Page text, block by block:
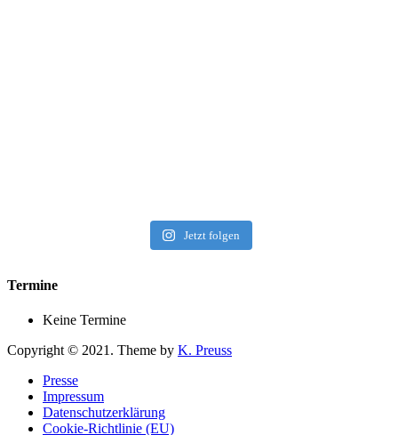
Jetzt folgen
Termine
Keine Termine
Copyright © 2021. Theme by K. Preuss
Presse
Impressum
Datenschutzerklärung
Cookie-Richtlinie (EU)